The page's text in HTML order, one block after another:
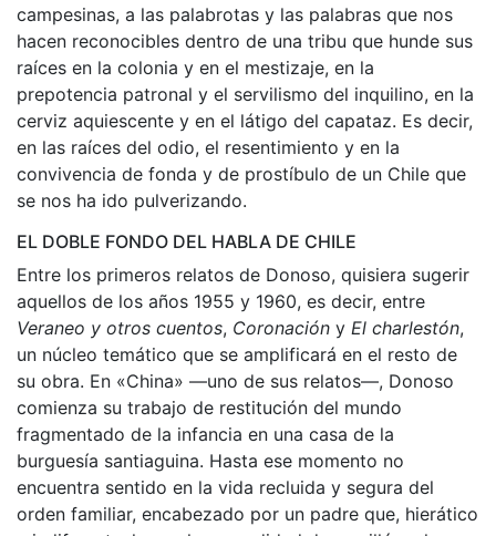
campesinas, a las palabrotas y las palabras que nos
hacen reconocibles dentro de una tribu que hunde sus
raíces en la colonia y en el mestizaje, en la
prepotencia patronal y el servilismo del inquilino, en la
cerviz aquiescente y en el látigo del capataz. Es decir,
en las raíces del odio, el resentimiento y en la
convivencia de fonda y de prostíbulo de un Chile que
se nos ha ido pulverizando.
EL DOBLE FONDO DEL HABLA DE CHILE
Entre los primeros relatos de Donoso, quisiera sugerir
aquellos de los años 1955 y 1960, es decir, entre
Veraneo y otros cuentos, Coronación y El charlestón,
un núcleo temático que se amplificará en el resto de
su obra. En «China» —uno de sus relatos—, Donoso
comienza su trabajo de restitución del mundo
fragmentado de la infancia en una casa de la
burguesía santiaguina. Hasta ese momento no
encuentra sentido en la vida recluida y segura del
orden familiar, encabezado por un padre que, hierático